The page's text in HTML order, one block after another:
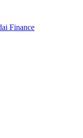
Finance